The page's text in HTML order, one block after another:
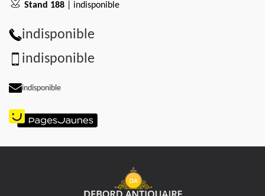
Stand 188 | indisponible
indisponible
indisponible
indisponible